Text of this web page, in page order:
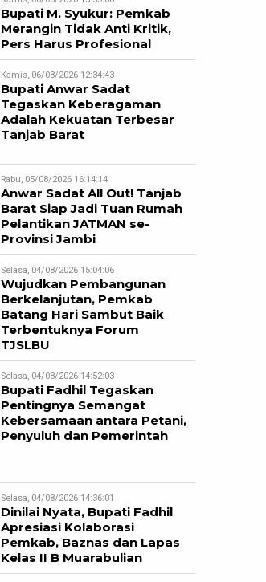
Bupati M. Syukur: Pemkab
Merangin Tidak Anti Kritik,
Pers Harus Profesional
Kamis, 06/08/2026 12:34:43
Bupati Anwar Sadat
Tegaskan Keberagaman
Adalah Kekuatan Terbesar
Tanjab Barat
Rabu, 05/08/2026 16:14:14
Anwar Sadat All Out! Tanjab
Barat Siap Jadi Tuan Rumah
Pelantikan JATMAN se-
Provinsi Jambi
Selasa, 04/08/2026 15:04:06
Wujudkan Pembangunan
Berkelanjutan, Pemkab
Batang Hari Sambut Baik
Terbentuknya Forum
TJSLBU
Selasa, 04/08/2026 14:52:03
Bupati Fadhil Tegaskan
Pentingnya Semangat
Kebersamaan antara Petani,
Penyuluh dan Pemerintah
Selasa, 04/08/2026 14:36:01
Dinilai Nyata, Bupati Fadhil
Apresiasi Kolaborasi
Pemkab, Baznas dan Lapas
Kelas II B Muarabulian